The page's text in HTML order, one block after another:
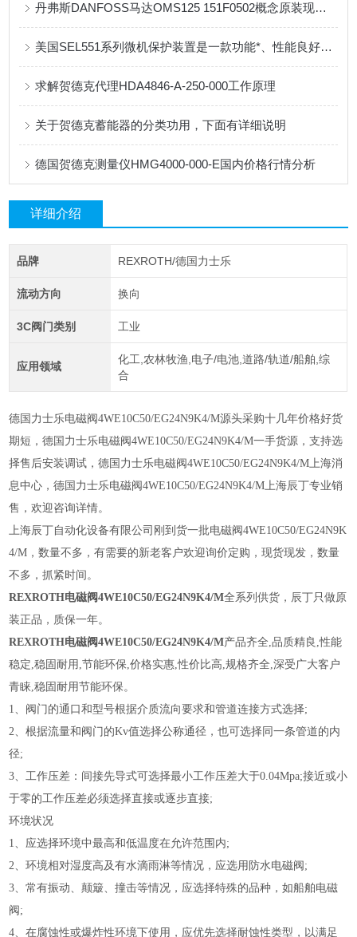
丹弗斯DANFOSS马达OMS125 151F0502概念原装现货供应
美国SEL551系列微机保护装置是一款功能*、性能良好的电力系统保护设备
求解贺德克代理HDA4846-A-250-000工作原理
关于贺德克蓄能器的分类功用，下面有详细说明
德国贺德克测量仪HMG4000-000-E国内价格行情分析
详细介绍
品牌 REXROTH/德国力士乐
流动方向 换向
3C阀门类别 工业
应用领域
化工,农林牧渔,电子/电池,道路/轨道/船舶,综
合
德国力士乐电磁阀4WE10C50/EG24N9K4/M源头采购十几年价格好货
期短，德国力士乐电磁阀4WE10C50/EG24N9K4/M一手货源，支持选
择售后安装调试，德国力士乐电磁阀4WE10C50/EG24N9K4/M上海消
息中心，德国力士乐电磁阀4WE10C50/EG24N9K4/M上海辰丁专业销
售，欢迎咨询详情。
上海辰丁自动化设备有限公司刚到货一批电磁阀4WE10C50/EG24N9K
4/M，数量不多，有需要的新老客户欢迎询价定购，现货现发，数量
不多，抓紧时间。
REXROTH电磁阀4WE10C50/EG24N9K4/M全系列供货，辰丁只做原
装正品，质保一年。
REXROTH电磁阀4WE10C50/EG24N9K4/M产品齐全,品质精良,性能
稳定,稳固耐用,节能环保,价格实惠,性价比高,规格齐全,深受广大客户
青睐,稳固耐用节能环保。
1、阀门的通口和型号根据介质流向要求和管道连接方式选择;
2、根据流量和阀门的Kv值选择公称通径，也可选择同一条管道的内
径;
3、工作压差：间接先导式可选择最小工作压差大于0.04Mpa;接近或小
于零的工作压差必须选择直接或逐步直接;
环境状况
1、应选择环境中最高和低温度在允许范围内;
2、环境相对湿度高及有水滴雨淋等情况，应选用防水电磁阀;
3、常有振动、颠簸、撞击等情况，应选择特殊的品种，如船舶电磁
阀;
4、在腐蚀性或爆炸性环境下使用，应优先选择耐蚀性类型，以满足